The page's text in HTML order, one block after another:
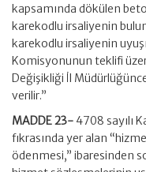
kapsamında dökülen
karekodlu irsaliyenin
karekodlu irsaliyenin
Komisyonunun teklifi
Değişikliği İl
verilir.”
MADDE 23- 4708 sayılı
fıkrasında yer alan
ödenmesi,” ibaresinden